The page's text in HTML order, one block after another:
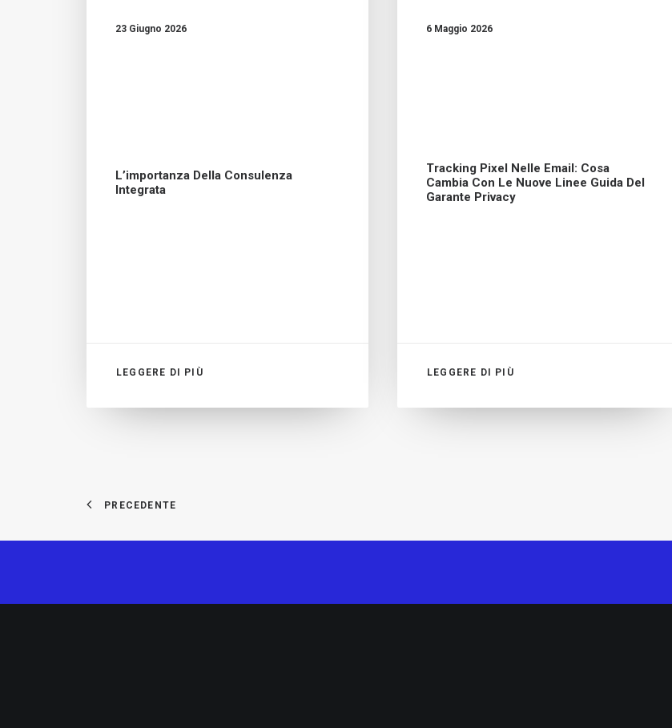
23 Giugno 2026
L’importanza Della Consulenza
Integrata
LEGGERE DI PIÙ
6 Maggio 2026
Tracking Pixel Nelle Email: Cosa
Cambia Con Le Nuove Linee Guida Del
Garante Privacy
LEGGERE DI PIÙ
PRECEDENTE